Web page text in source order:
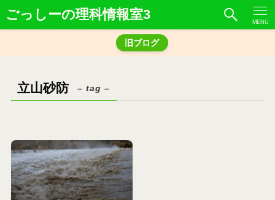
ごっしーの理科情報室3 MENU
旧ブログ
立山砂防 – tag –